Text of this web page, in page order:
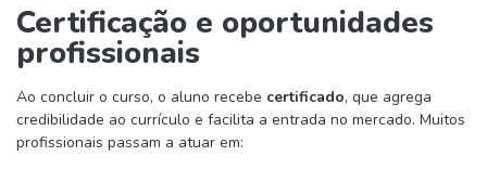
Certificação e oportunidades
profissionais
Ao concluir o curso, o aluno recebe certificado, que agrega
credibilidade ao currículo e facilita a entrada no mercado. Muitos
profissionais passam a atuar em: